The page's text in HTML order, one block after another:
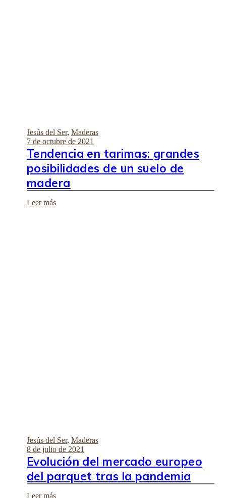
Jesús del Ser, Maderas
7 de octubre de 2021
Tendencia en tarimas: grandes
posibilidades de un suelo de
madera
Leer más
Jesús del Ser, Maderas
8 de julio de 2021
Evolución del mercado europeo
del parquet tras la pandemia
Leer más